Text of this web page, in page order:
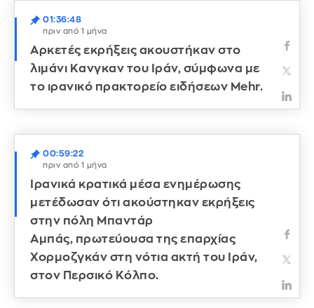
01:36:48
πριν από 1 μήνα
Αρκετές εκρήξεις ακουστήκαν στο
λιμάνι Κανγκαν του Ιράν, σύμφωνα με
το ιρανικό πρακτορείο ειδήσεων Mehr.
00:59:22
πριν από 1 μήνα
Ιρανικά κρατικά μέσα ενημέρωσης
μετέδωσαν ότι ακούστηκαν εκρήξεις
στην πόλη Μπαντάρ
Αμπάς, πρωτεύουσα της επαρχίας
Χορμοζγκάν στη νότια ακτή του Ιράν,
στον Περσικό Κόλπο.